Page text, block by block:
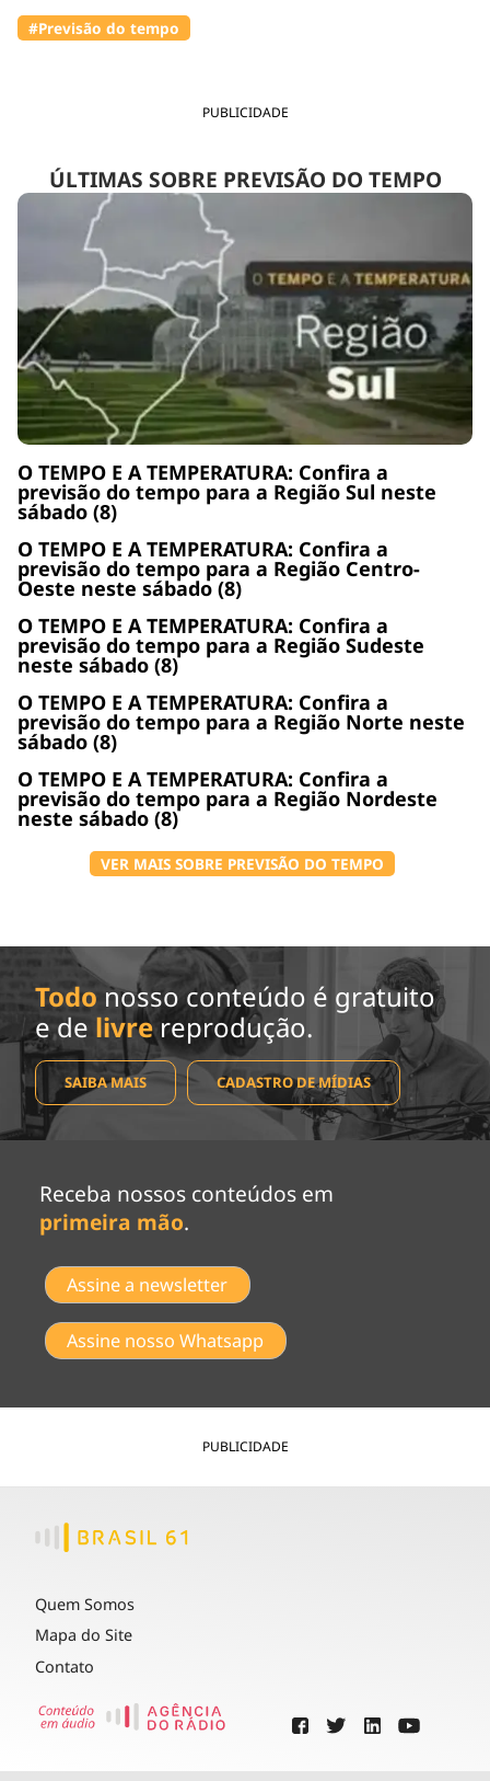
PUBLICIDADE
ÚLTIMAS SOBRE PREVISÃO DO TEMPO
O TEMPO E A TEMPERATURA: Confira a
previsão do tempo para a Região Sul neste
sábado (8)
O TEMPO E A TEMPERATURA: Confira a
previsão do tempo para a Região Centro-
Oeste neste sábado (8)
O TEMPO E A TEMPERATURA: Confira a
previsão do tempo para a Região Sudeste
neste sábado (8)
O TEMPO E A TEMPERATURA: Confira a
previsão do tempo para a Região Norte neste
sábado (8)
O TEMPO E A TEMPERATURA: Confira a
previsão do tempo para a Região Nordeste
neste sábado (8)
VER MAIS SOBRE PREVISÃO DO TEMPO
#Previsão do tempo
Todo nosso conteúdo é gratuito
e de livrereprodução.
SAIBA MAIS CADASTRO DE MÍDIAS
Receba nossos conteúdos em
primeira mão.
Assine a newsletter
Assine nosso Whatsapp
PUBLICIDADE
Quem Somos
Mapa do Site
Contato